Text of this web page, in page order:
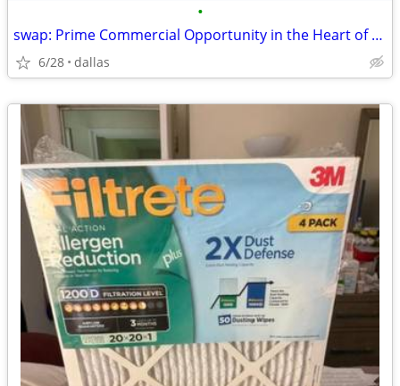
•
swap: Prime Commercial Opportunity in the Heart of Cooper Town Square
6/28 dallas